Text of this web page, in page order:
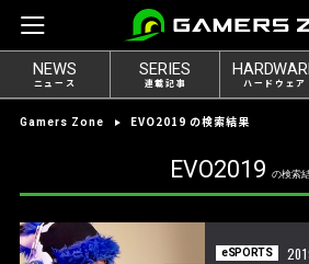
NEWS
ニュース
SERIES
連載記事 ハードウェア
Gamers Zone EVO2019 の検索結果
EVO2019 の検索
eSPORTS